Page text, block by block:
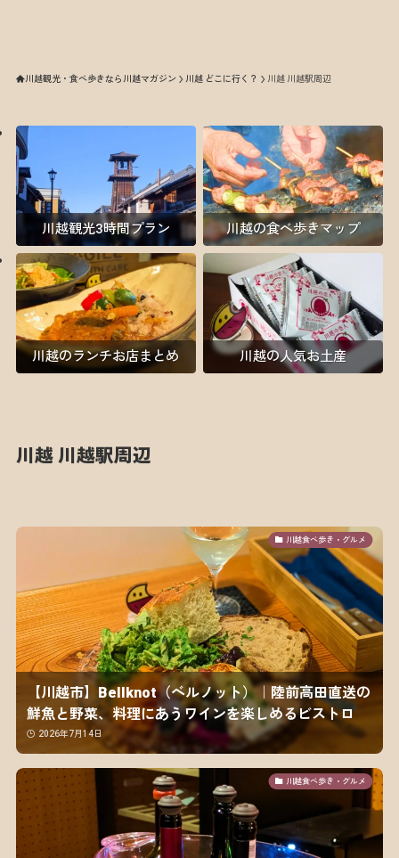
川越観光・食べ歩きなら川越マガジン 川越 どこに行く？ 川越 川越駅周辺
川越観光3時間プラン 川越の食べ歩きマップ
川越のランチお店まとめ 川越の人気お土産
川越 川越駅周辺
川越食べ歩き・グルメ
【川越市】Bellknot（ベルノット）｜陸前高田直送の
鮮魚と野菜、料理にあうワインを楽しめるビストロ
2026年7月14日
川越食べ歩き・グルメ